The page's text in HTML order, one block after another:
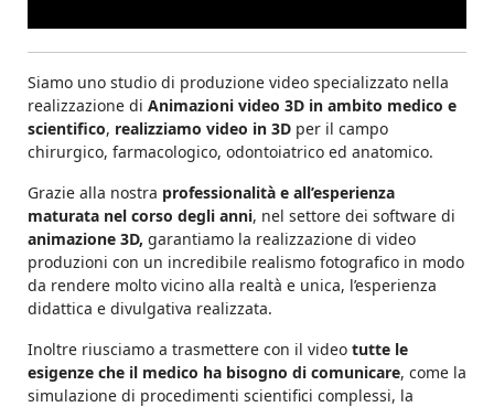
Siamo uno studio di produzione video specializzato nella
realizzazione di Animazioni video 3D in ambito medico e
scientifico, realizziamo video in 3D per il campo
chirurgico, farmacologico, odontoiatrico ed anatomico.
Grazie alla nostra professionalità e all’esperienza
maturata nel corso degli anni, nel settore dei software di
animazione 3D, garantiamo la realizzazione di video
produzioni con un incredibile realismo fotografico in modo
da rendere molto vicino alla realtà e unica, l’esperienza
didattica e divulgativa realizzata.
Inoltre riusciamo a trasmettere con il video tutte le
esigenze che il medico ha bisogno di comunicare, come la
simulazione di procedimenti scientifici complessi, la